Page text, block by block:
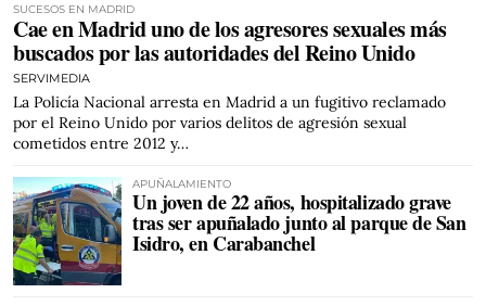
SUCESOS EN MADRID
Cae en Madrid uno de los agresores sexuales más
buscados por las autoridades del Reino Unido
SERVIMEDIA
La Policía Nacional arresta en Madrid a un fugitivo reclamado
por el Reino Unido por varios delitos de agresión sexual
cometidos entre 2012 y…
APUÑALAMIENTO
Un joven de 22 años, hospitalizado grave
tras ser apuñalado junto al parque de San
Isidro, en Carabanchel